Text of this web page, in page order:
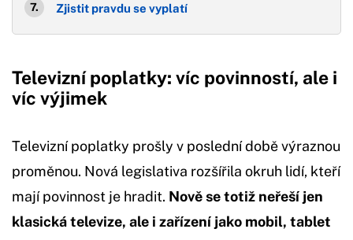
Zjistit pravdu se vyplatí
Televizní poplatky: víc povinností, ale i
víc výjimek
Televizní poplatky prošly v poslední době výraznou
proměnou. Nová legislativa rozšířila okruh lidí, kteří
mají povinnost je hradit. Nově se totiž neřeší jen
klasická televize, ale i zařízení jako mobil, tablet